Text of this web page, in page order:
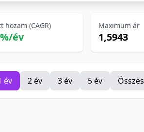
hozam (CAGR)
év
Maximum ár
1,5943
év 2 év 3 év 5 év Összes